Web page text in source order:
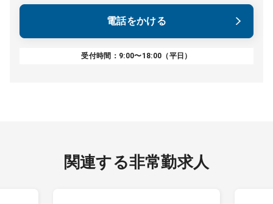
電話をかける
受付時間：9:00〜18:00（平日）
関連する非常勤求人